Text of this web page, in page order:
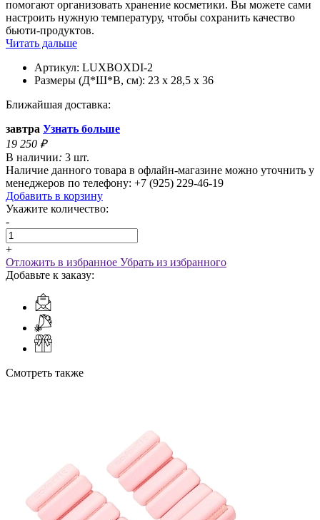
помогают организовать хранение косметики. Вы можете сами
настроить нужную температуру, чтобы сохранить качество
бьюти-продуктов.
Читать дальше
Артикул: LUXBOXDI-2
Размеры (Д*Ш*В, см): 23 x 28,5 x 36
Ближайшая доставка:
завтра Узнать больше
19 250 ₽
В наличии: 3 шт.
Наличие данного товара в офлайн-магазине можно уточнить у
менеджеров по телефону: +7 (925) 229-46-19
Добавить в корзину
Укажите количество:
-
+
Отложить в избранное Убрать из избранного
Добавьте к заказу:
Смотреть также